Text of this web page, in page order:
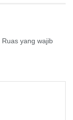
Ruas yang wajib